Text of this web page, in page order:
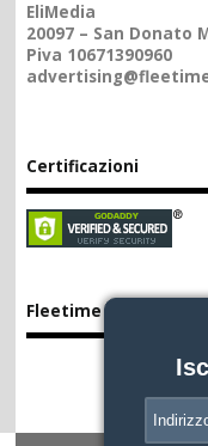
EliMedia
20097 – San Donato
Piva 10671390960
Certificazioni
Fleetime App